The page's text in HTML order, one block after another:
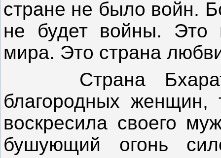
стране не было войн.
не будет войны. Это
мира. Это страна
Страна Бхарат
благородных женщин,
воскресила своего
бушующий огонь